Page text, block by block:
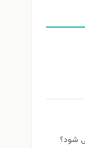
شود؟